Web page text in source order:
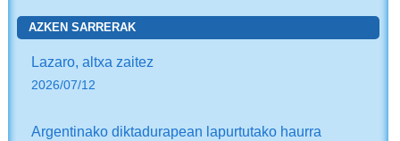
AZKEN SARRERAK
Lazaro, altxa zaitez
2026/07/12
Argentinako diktadurapean lapurtutako haurra